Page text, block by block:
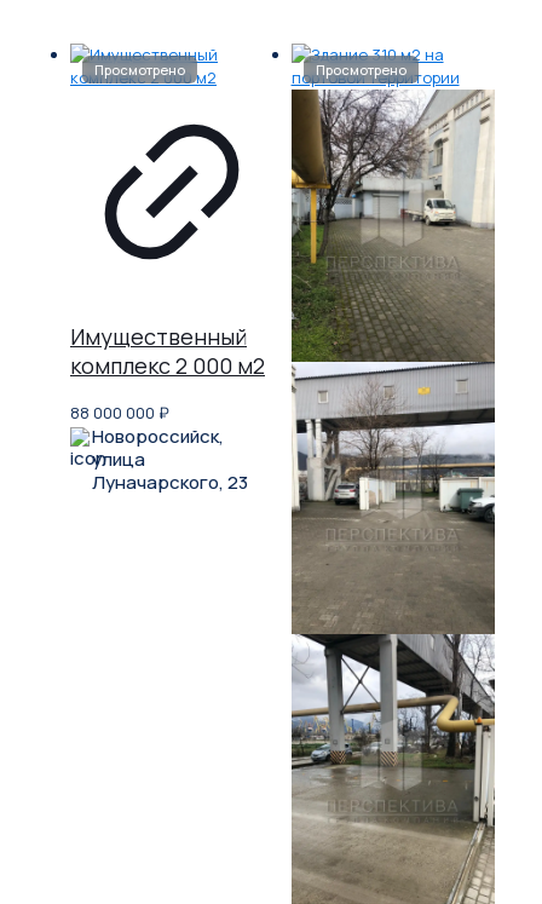
Имущественный
комплекс 2 000 м2
88 000 000 ₽
Новороссийск,
улица
Луначарского, 23